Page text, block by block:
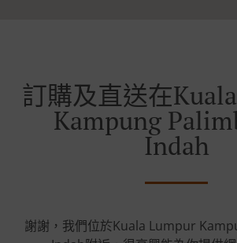
訂購及直送在
Kampung
Indah
謝謝，我們位於Kuala Lumpur